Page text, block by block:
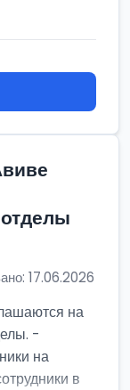
17.06.2026
на
-
на
в